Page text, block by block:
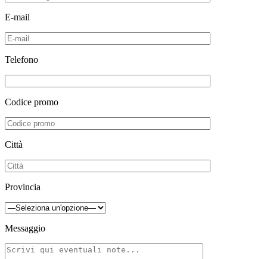
E-mail
Telefono
Codice promo
Città
Provincia
Messaggio